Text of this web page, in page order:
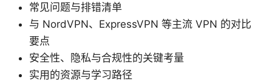
常见问题与排错清单
与 NordVPN、ExpressVPN 等主流 VPN 的对比
要点
安全性、隐私与合规性的关键考量
实用的资源与学习路径